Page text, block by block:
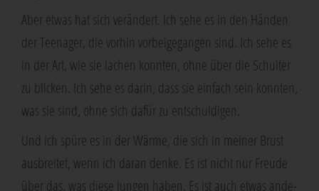
Aber etwas hat sich ver­än­dert. Ich sehe es in den Hän­den
der Teen­ager, die vor­hin vor­bei­ge­gan­gen sind. Ich sehe es
in der Art, wie sie lachen konn­ten, ohne über die Schul­ter
zu bli­cken. Ich sehe es dar­in, dass sie ein­fach sein konn­ten,
was sie sind, ohne sich dafür zu entschuldigen.
Und ich spü­re es in der Wär­me, die sich in mei­ner Brust
aus­brei­tet, wenn ich dar­an den­ke. Es ist nicht nur Freu­de
über das, was die­se Jun­gen haben. Es ist auch etwas ande­